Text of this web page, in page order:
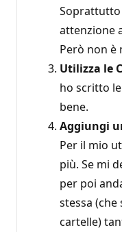
attenzione
Però non è
Utilizza le
ho scritto
bene.
Aggiungi
Per il mio
più. Se mi
per poi
stessa
cartelle)